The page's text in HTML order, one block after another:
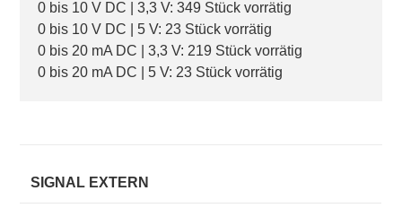
0 bis 10 V DC | 3,3 V: 349 Stück vorrätig
0 bis 10 V DC | 5 V: 23 Stück vorrätig
0 bis 20 mA DC | 3,3 V: 219 Stück vorrätig
0 bis 20 mA DC | 5 V: 23 Stück vorrätig
SIGNAL EXTERN